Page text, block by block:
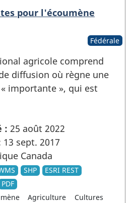
pour l'écoumène
Fédérale
agricole comprend
diffusion où règne une
importante », qui est
: 25 août 2022
13 sept. 2017
Canada
SHP
ESRI REST
PDF
Agriculture
Cultures